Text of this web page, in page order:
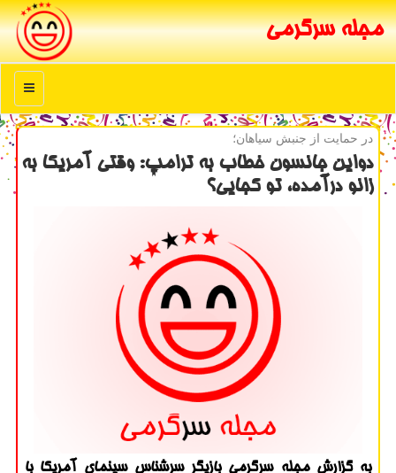
مجله سرگرمی
منو
در حمایت از جنبش سیاهان؛
دواین جانسون خطاب به ترامپ: وقتی آمریكا به
زانو درآمده، تو كجایی؟
به گزارش مجله سرگرمی بازیگر سرشناس سینمای آمریكا با